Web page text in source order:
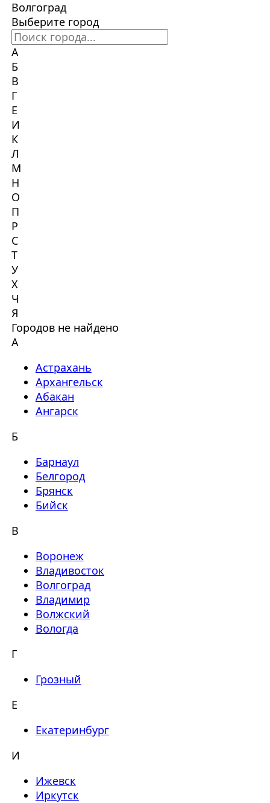
Волгоград
Выберите город
А
Б
В
Г
Е
И
К
Л
М
Н
О
П
Р
С
Т
У
Х
Ч
Я
Городов не найдено
А
Астрахань
Архангельск
Абакан
Ангарск
Б
Барнаул
Белгород
Брянск
Бийск
В
Воронеж
Владивосток
Волгоград
Владимир
Волжский
Вологда
Г
Грозный
Е
Екатеринбург
И
Ижевск
Иркутск